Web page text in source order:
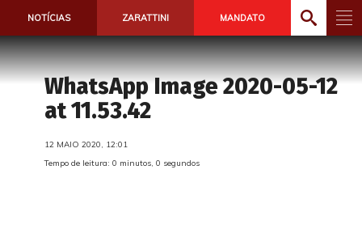
NOTÍCIAS ZARATTINI MANDATO
WhatsApp Image 2020-05-12
at 11.53.42
12 MAIO 2020, 12:01
Tempo de leitura: 0 minutos, 0 segundos